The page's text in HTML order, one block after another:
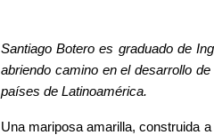
Santiago Botero es graduado de
abriendo camino en el desarrollo
países de Latinoamérica.
Una mariposa amarilla, construida